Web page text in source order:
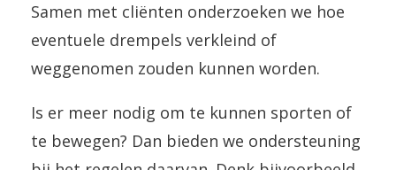
Samen met cliënten onderzoeken we hoe
eventuele drempels verkleind of
weggenomen zouden kunnen worden.
Is er meer nodig om te kunnen sporten of
te bewegen? Dan bieden we ondersteuning